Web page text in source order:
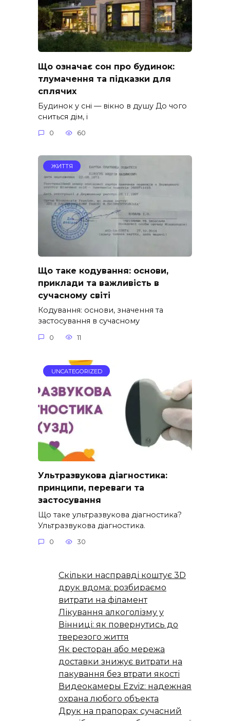
Що означає сон про будинок:
тлумачення та підказки для
сплячих
Будинок у сні — вікно в душу До чого
сниться дім, і
0 60
ЖИТТЯ
Що таке кодування: основи,
приклади та важливість в
сучасному світі
Кодування: основи, значення та
застосування в сучасному
0 11
UNCATEGORIZED
Ультразвукова діагностика:
принципи, переваги та
застосування
Що таке ультразвукова діагностика?
Ультразвукова діагностика.
0 30
Скільки насправді коштує 3D
друк вдома: розбираємо
витрати на філамент
Лікування алкоголізму у
Вінниці: як повернутись до
тверезого життя
Як ресторан або мережа
доставки знижує витрати на
пакування без втрати якості
Видеокамеры Ezviz: надежная
охрана любого объекта
Друк на прапорах: сучасний